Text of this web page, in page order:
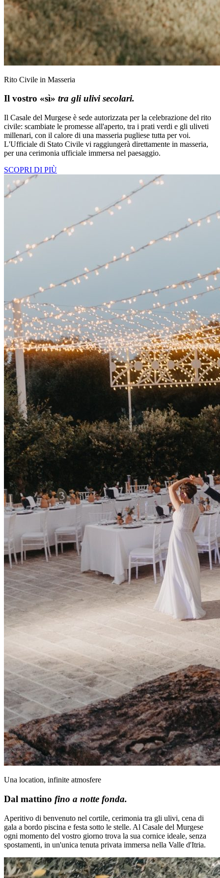
Rito Civile in Masseria
Il vostro «sì» tra gli ulivi secolari.
Il Casale del Murgese è sede autorizzata per la celebrazione del rito
civile: scambiate le promesse all'aperto, tra i prati verdi e gli uliveti
millenari, con il calore di una masseria pugliese tutta per voi.
L'Ufficiale di Stato Civile vi raggiungerà direttamente in masseria,
per una cerimonia ufficiale immersa nel paesaggio.
SCOPRI DI PIÙ
Una location, infinite atmosfere
Dal mattino fino a notte fonda.
Aperitivo di benvenuto nel cortile, cerimonia tra gli ulivi, cena di
gala a bordo piscina e festa sotto le stelle. Al Casale del Murgese
ogni momento del vostro giorno trova la sua cornice ideale, senza
spostamenti, in un'unica tenuta privata immersa nella Valle d'Itria.